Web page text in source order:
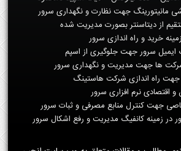
مانیتورینگ جهت نظارت و نگهداری سرور
از دیتاسنتر بصورت مدیریت شده
خرید و راه اندازی سرور
ایمیل سرور جهت جلوگیری از اسپم
ها جهت مدیریت و نگهداری سرور
جهت راه اندازی شرکت هاستینگ
اقتصادی نرم افزاری سرور
جهت کنترل منابع مصرفی و ثبات سرور
در زمینه کانفیگ مدیریت و رفع اشکال سرور